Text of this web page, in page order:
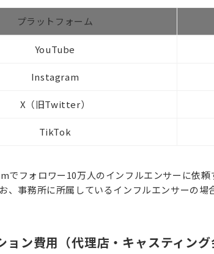
プラットフォーム
YouTube
Instagram
X（旧Twitter）
TikTok
でフォロワー10万人のインフルエンサーに依
、事務所に所属しているインフルエンサーの場
ョン費用（代理店・キャスティング